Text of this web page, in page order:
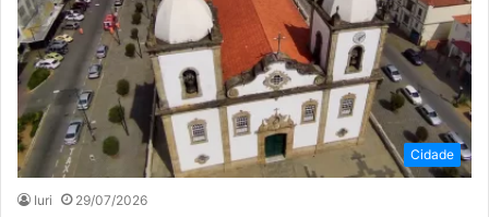
Cidade
Iuri 29/07/2026